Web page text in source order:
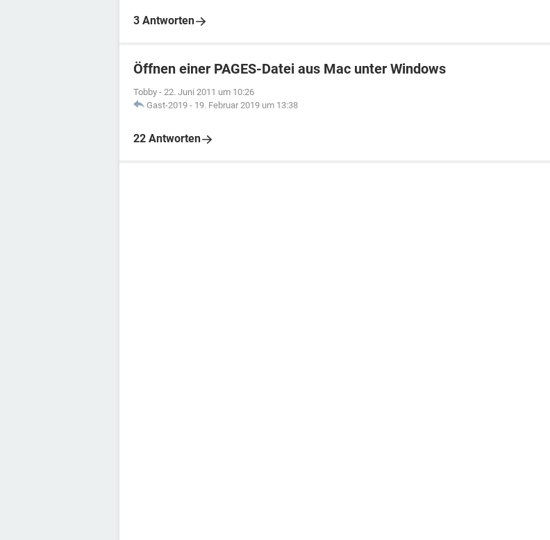
3 Antworten
Öffnen einer PAGES-Datei aus Mac unter Windows
Tobby - 22. Juni 2011 um 10:26
Gast-2019 - 19. Februar 2019 um 13:38
22 Antworten